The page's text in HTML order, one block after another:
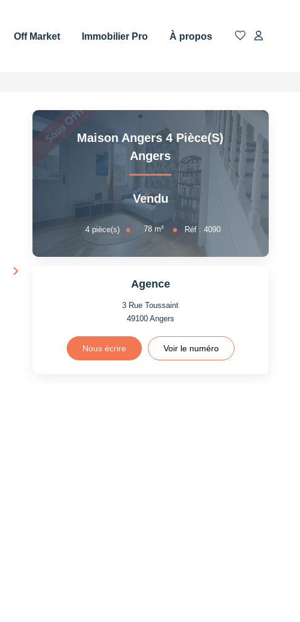
Off Market Immobilier Pro À propos
Maison Angers 4 Pièce(s)
Angers
Vendu
4 pièce(s) 78 m² Réf : 4090
Agence
3 Rue Toussaint
49100 Angers
Nous écrire Voir le numéro